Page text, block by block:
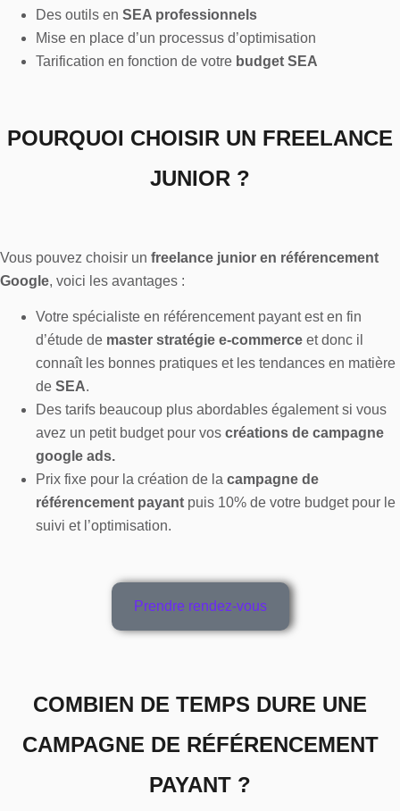
Des outils en SEA professionnels
Mise en place d’un processus d’optimisation
Tarification en fonction de votre budget SEA
POURQUOI CHOISIR UN FREELANCE
JUNIOR ?
Vous pouvez choisir un freelance junior en référencement
Google, voici les avantages :
Votre spécialiste en référencement payant est en fin
d’étude de master stratégie e-commerce et donc il
connaît les bonnes pratiques et les tendances en matière
de SEA.
Des tarifs beaucoup plus abordables également si vous
avez un petit budget pour vos créations de campagne
google ads.
Prix fixe pour la création de la campagne de
référencement payant puis 10% de votre budget pour le
suivi et l’optimisation.
Prendre rendez-vous
COMBIEN DE TEMPS DURE UNE
CAMPAGNE DE RÉFÉRENCEMENT
PAYANT ?